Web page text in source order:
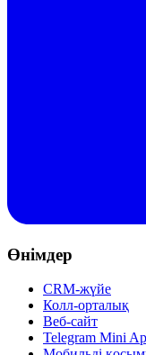
Өнімдер
CRM-жүйе
Колл-орталық
Веб-сайт
Telegram Mini